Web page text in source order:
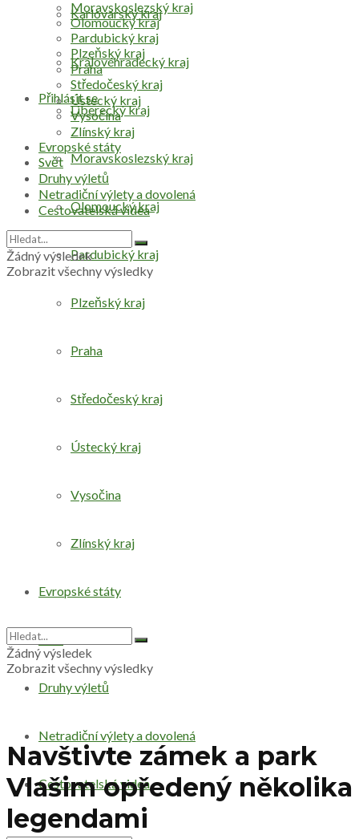
Přihlásit se
Karlovarský kraj
Královéhradecký kraj
Liberecký kraj
Moravskoslezský kraj
Olomoucký kraj
Pardubický kraj
Plzeňský kraj
Praha
Středočeský kraj
Ústecký kraj
Vysočina
Zlínský kraj
Evropské státy
Svět
Druhy výletů
Netradiční výlety a dovolená
Cestovatelská videa
Moravskoslezský kraj
Olomoucký kraj
Pardubický kraj
Plzeňský kraj
Praha
Středočeský kraj
Ústecký kraj
Vysočina
Zlínský kraj
Evropské státy
Svět
Druhy výletů
Netradiční výlety a dovolená
Cestovatelská videa
Žádný výsledek
Zobrazit všechny výsledky
Žádný výsledek
Zobrazit všechny výsledky
Navštivte zámek a park
Vlašim opředený několika
legendami